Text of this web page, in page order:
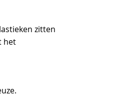
zitten
het